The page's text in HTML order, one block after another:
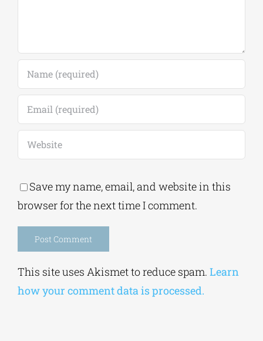
Save my name, email, and website in this
Alternative:
This site uses Akismet to reduce spam.